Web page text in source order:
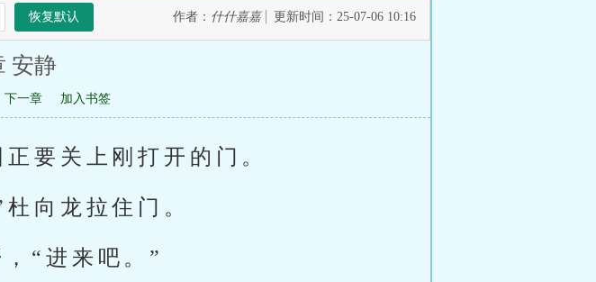
恢复默认 作者： 什什嘉嘉 更新时间：25-07-06 10:16
安静
下一章 加入书签
要关上刚打开的门。
向龙拉住门。
“进来吧。”